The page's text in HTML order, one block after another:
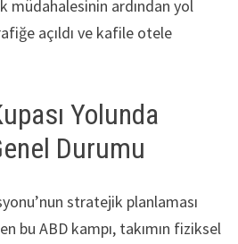
müdahalesinin ardından yol
açıldı ve kafile otele
Yolunda
Durumu
stratejik planlaması
bu ABD kampı, takımın fiziksel